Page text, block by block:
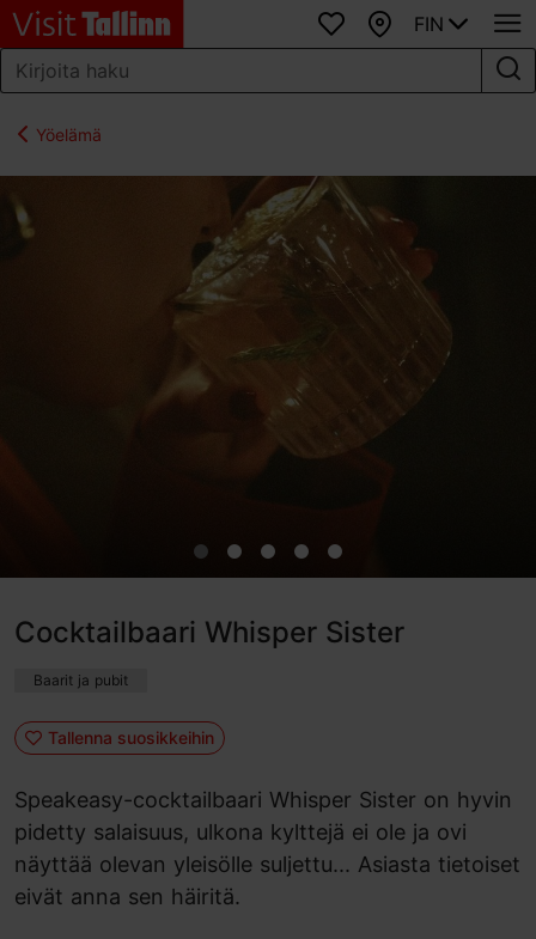
SuosikitKartta
FIN
Yöelämä
Cocktailbaari Whisper Sister
Baarit ja pubit
Tallenna suosikkeihin
Speakeasy-cocktailbaari Whisper Sister on hyvin
pidetty salaisuus, ulkona kylttejä ei ole ja ovi
näyttää olevan yleisölle suljettu... Asiasta tietoiset
eivät anna sen häiritä.